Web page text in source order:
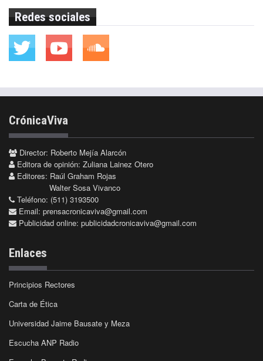
Redes sociales
CrónicaViva
Director: Roberto Mejía Alarcón
Editora de opinión: Zuliana Lainez Otero
Editores: Raúl Graham Rojas
Walter Sosa Vivanco
Teléfono: (511) 3193500
Email: prensacronicaviva@gmail.com
Publicidad online: publicidadcronicaviva@gmail.com
Enlaces
Principios Rectores
Carta de Ética
Universidad Jaime Bausate y Meza
Escucha ANP Radio